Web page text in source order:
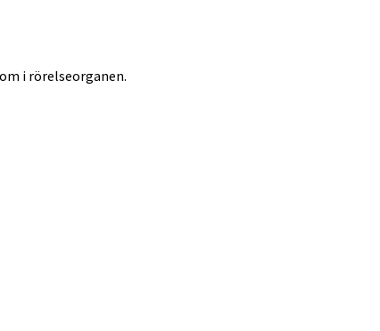
i rörelseorganen.